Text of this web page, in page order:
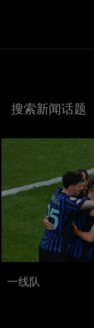
搜索新闻话题
一线队